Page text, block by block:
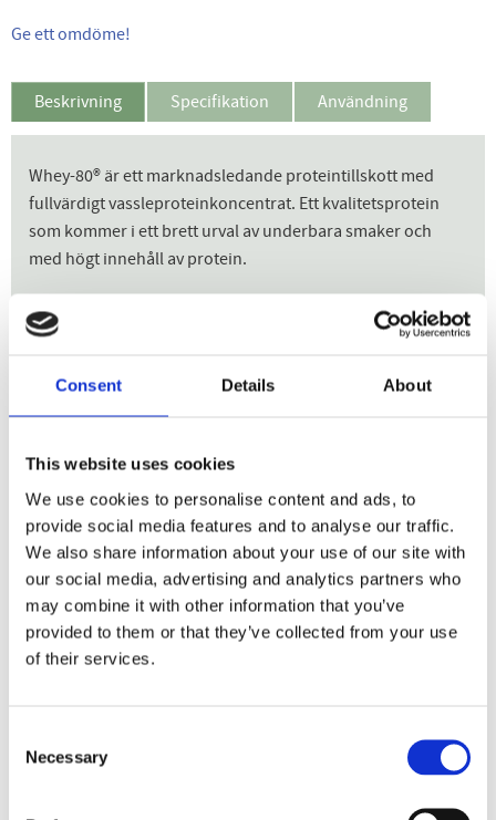
Consent Details About
This website uses cookies
We use cookies to personalise content and ads, to
provide social media features and to analyse our traffic.
We also share information about your use of our site with
our social media, advertising and analytics partners who
may combine it with other information that you’ve
provided to them or that they’ve collected from your use
of their services.
Selection
Necessary
Ge ett omdöme!
Beskrivning Specifikation Användning
Whey-80® är ett marknadsledande proteintillskott med
fullvärdigt vassleproteinkoncentrat. Ett kvalitetsprotein
som kommer i ett brett urval av underbara smaker och
med högt innehåll av protein.
Höj proteinintaget enkelt
27 gram protein per servering
För att du ska få ut maximal effekt av din träning så
behöver du äta bra och tillräckligt mycket. Att hålla ett högt
intag av protein är av extra stor vikt då det är protein som
bygger upp all muskelvävnad. Med Whey-80® till hands så
har du alltid bra protein tillgängligt.
Protein kan inte bara öka muskelmassan utan det hjälper
även att bibehålla den, vilket gör det extra viktigt med ett
bra intag av protein under diet. Whey-80® ger endast ca 140